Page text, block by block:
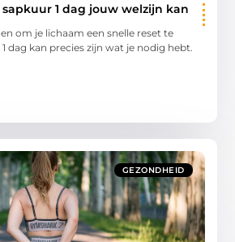
1 dag jouw welzijn kan
om je lichaam een snelle reset te
dag kan precies zijn wat je nodig hebt.
GEZONDHEID